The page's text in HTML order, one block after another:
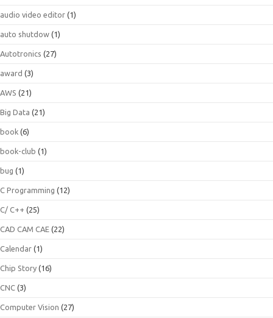
audio video editor (1)
auto shutdow (1)
Autotronics (27)
award (3)
AWS (21)
Big Data (21)
book (6)
book-club (1)
bug (1)
C Programming (12)
C/ C++ (25)
CAD CAM CAE (22)
Calendar (1)
Chip Story (16)
CNC (3)
Computer Vision (27)